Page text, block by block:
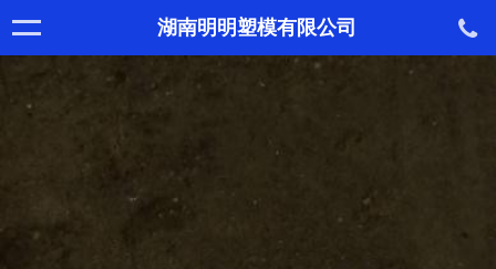
湖南明明塑模有限公司